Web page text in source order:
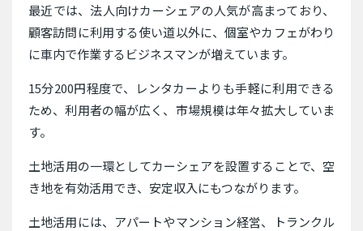
最近では、法人向けカーシェアの人気が高まっており、
顧客訪問に利用する使い道以外に、個室やカフェがわり
に車内で作業するビジネスマンが増えています。
15分200円程度で、レンタカーよりも手軽に利用できる
ため、利用者の幅が広く、市場規模は年々拡大していま
す。
土地活用の一環としてカーシェアを設置することで、空
き地を有効活用でき、安定収入にもつながります。
土地活用には、アパートやマンション経営、トランクル